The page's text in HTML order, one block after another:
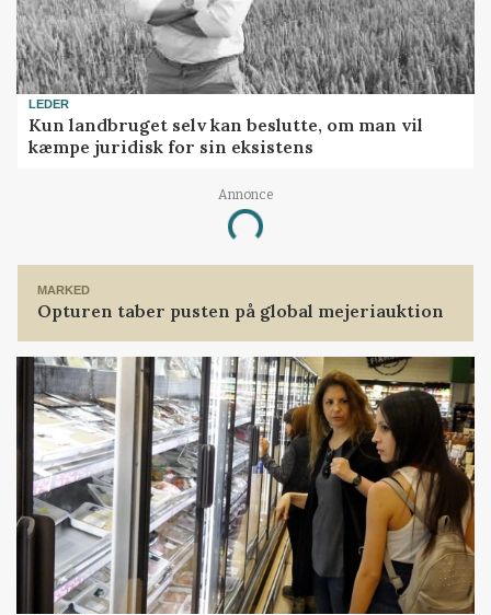
LEDER
Kun landbruget selv kan beslutte, om man vil
kæmpe juridisk for sin eksistens
Annonce
Loading...
MARKED
Opturen taber pusten på global mejeriauktion